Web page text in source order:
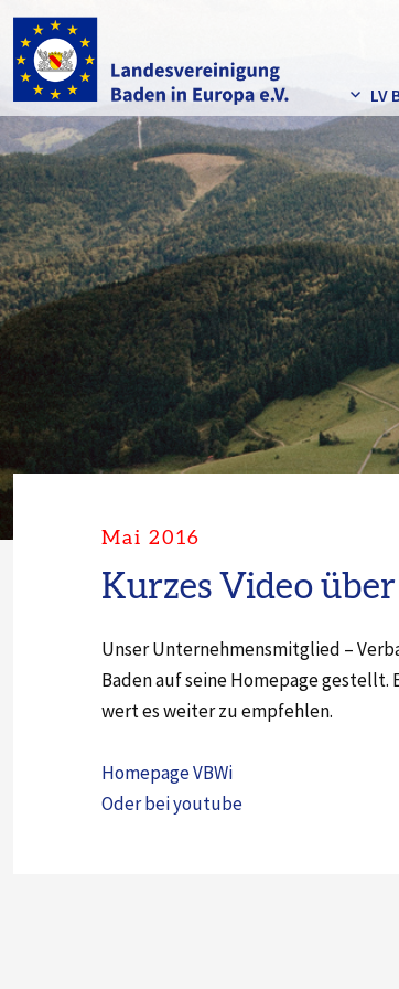
LV
Mai 2016
Kurzes Video
Unser Unternehmensmitglied –
Baden auf seine Homepage gestellt.
wert es weiter zu empfehlen.
Homepage VBWi
Oder bei youtube